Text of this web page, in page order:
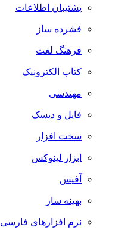
پشتیبان اطلاعات
فشرده ساز
فرهنگ لغت
کتاب الکترونیک
مهندسی
فایل و دیسک
سخت افزار
ابزار لینوکس
آفیس
بهینه ساز
نرم افزارهای فارسی